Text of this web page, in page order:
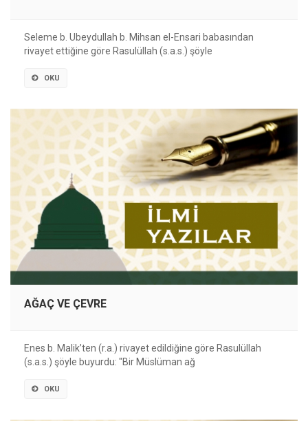
Seleme b. Ubeydullah b. Mihsan el-Ensari babasından
rivayet ettiğine göre Rasulüllah (s.a.s.) şöyle
OKU
AĞAÇ VE ÇEVRE
Enes b. Malik’ten (r.a.) rivayet edildiğine göre Rasulüllah
(s.a.s.) şöyle buyurdu: "Bir Müslüman ağ
OKU